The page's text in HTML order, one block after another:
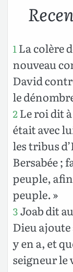
1 La colère
nouveau
David
le
2Le roi dit
était avec
les tribus
Bersabée ;
peuple,
peuple. »
3 Joab dit
Dieu ajoute
y en a, et
seigneur le